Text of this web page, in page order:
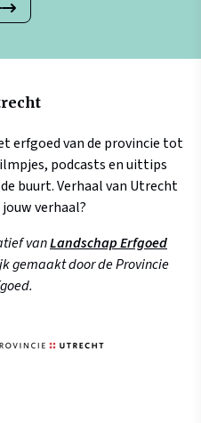
erfgoed van de provincie tot
podcasts en uittips
buurt. Verhaal van Utrecht
verhaal?
vanLandschap Erfgoed
gemaakt door de Provincie